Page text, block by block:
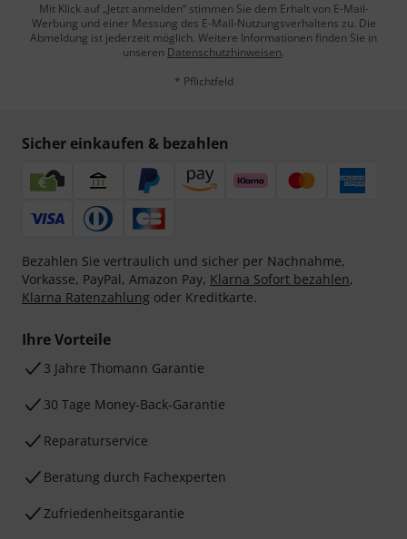
Mit Klick auf „Jetzt anmelden“ stimmen Sie dem Erhalt von E-Mail-
Werbung und einer Messung des E-Mail-Nutzungsverhaltens zu. Die
Abmeldung ist jederzeit möglich. Weitere Informationen finden Sie in
unseren Datenschutzhinweisen.
* Pflichtfeld
Sicher einkaufen & bezahlen
Bezahlen Sie vertraulich und sicher per Nachnahme,
Vorkasse, PayPal, Amazon Pay, Klarna Sofort bezahlen,
Klarna Ratenzahlung oder Kreditkarte.
Ihre Vorteile
3 Jahre Thomann Garantie
30 Tage Money-Back-Garantie
Reparaturservice
Beratung durch Fachexperten
Zufriedenheitsgarantie